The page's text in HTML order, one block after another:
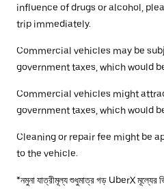
influence of drugs or alcohol,
trip immediately.
Commercial vehicles may be
government taxes, which would
Commercial vehicles might
government taxes, which would
Cleaning or repair fee might be
to the vehicle.
*নমুনা যাত্রীমূল্য শুধুমাত্র গড় UberX মূল্যের